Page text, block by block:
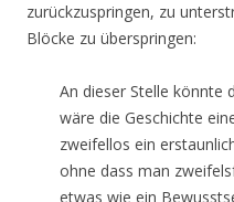
zurückzuspringen, zu
Blöcke zu überspringen:
An dieser Stelle könnte
wäre die Geschichte
zweifellos ein
ohne dass man
etwas wie ein